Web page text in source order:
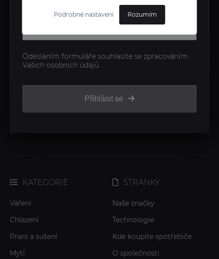
Podrobné nastavení Rozumím
Přihlásit se
Odesláním formuláře souhlasíte se zpracováním
Vašich osobních údajů.
KATEGORIE
Vaření
Chlazení
Praní a sušení
Mytí
STRÁNKY
Naše značky
Technologie
Kde koupíte spotřebiče
O společnosti